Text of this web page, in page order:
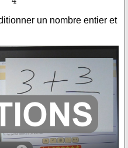
un nombre entier et